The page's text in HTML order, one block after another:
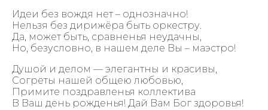
Идеи без вождя нет – однозначно!
Нельзя без дирижёра быть оркестру.
Да, может быть, сравненья неудачны,
Но, безусловно, в нашем деле Вы – маэстро!
Душой и делом — элегантны и красивы,
Согреты нашей общею любовью,
Примите поздравленья коллектива
В Ваш день рожденья! Дай Вам Бог здоровья!